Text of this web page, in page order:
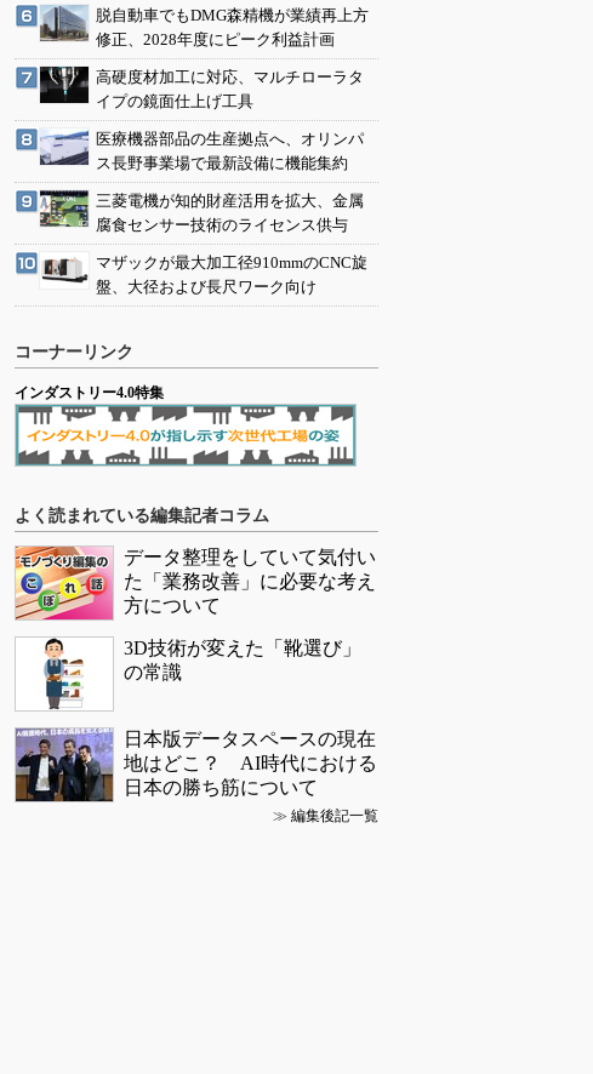
脱自動車でもDMG森精機が業績再上方
修正、2028年度にピーク利益計画
高硬度材加工に対応、マルチローラタ
イプの鏡面仕上げ工具
医療機器部品の生産拠点へ、オリンパ
ス長野事業場で最新設備に機能集約
三菱電機が知的財産活用を拡大、金属
腐食センサー技術のライセンス供与
マザックが最大加工径910mmのCNC旋
盤、大径および長尺ワーク向け
コーナーリンク
インダストリー4.0特集
よく読まれている編集記者コラム
データ整理をしていて気付い
た「業務改善」に必要な考え
方について
3D技術が変えた「靴選び」
の常識
日本版データスペースの現在
地はどこ？ AI時代における
日本の勝ち筋について
≫ 編集後記一覧